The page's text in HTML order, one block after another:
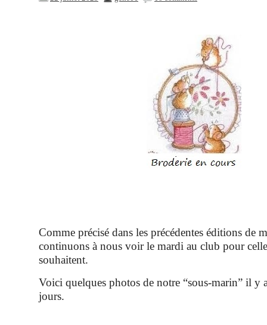
Comme précisé dans les précédentes éditions de
continuons à nous voir le mardi au club pour
souhaitent.
Voici quelques photos de notre “sous-marin” il y
jours.